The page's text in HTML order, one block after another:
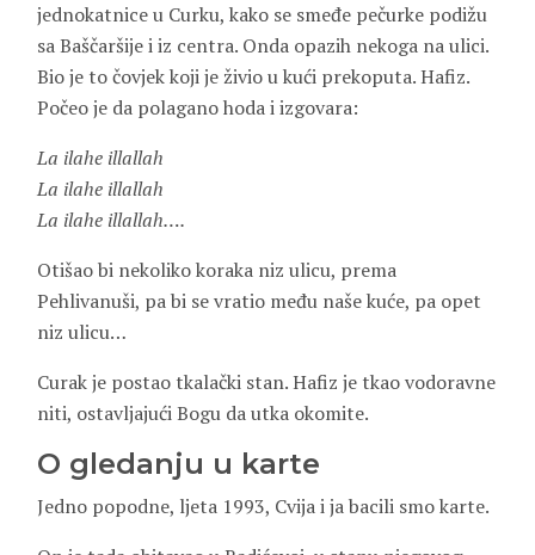
jednokatnice u Curku, kako se smeđe pečurke podižu
sa Baščaršije i iz centra. Onda opazih nekoga na ulici.
Bio je to čovjek koji je živio u kući prekoputa. Hafiz.
Počeo je da polagano hoda i izgovara:
La ilahe illallah
La ilahe illallah
La ilahe illallah….
Otišao bi nekoliko koraka niz ulicu, prema
Pehlivanuši, pa bi se vratio među naše kuće, pa opet
niz ulicu…
Curak je postao tkalački stan. Hafiz je tkao vodoravne
niti, ostavljajući Bogu da utka okomite.
O gledanju u karte
Jedno popodne, ljeta 1993, Cvija i ja bacili smo karte.